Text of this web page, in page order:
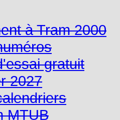
à Tram 2000
gratuit
2027
MTUB